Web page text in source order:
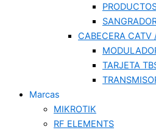
CABECERA CATV
TARJETA
Marcas
MIKROTIK
RF ELEMENTS